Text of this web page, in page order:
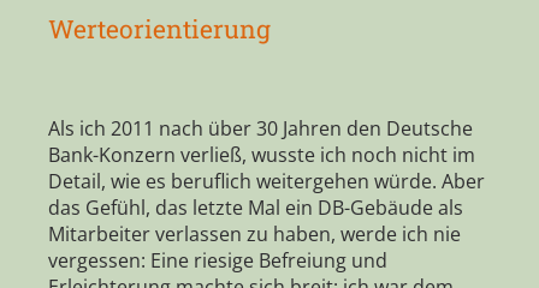
Werteorientierung
Als ich 2011 nach über 30 Jahren den Deutsche
Bank-Konzern verließ, wusste ich noch nicht im
Detail, wie es beruflich weitergehen würde. Aber
das Gefühl, das letzte Mal ein DB-Gebäude als
Mitarbeiter verlassen zu haben, werde ich nie
vergessen: Eine riesige Befreiung und